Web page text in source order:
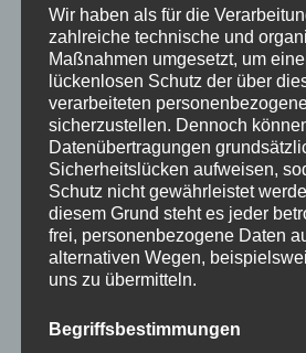
Einladung zur traditionellen
im Atelier Natur in Form 2025
Gartenausstellung Natur in
Vorweihnachts – Zeit bei
Info zu Flechtkursen und
Archiv
April 2025
Juni 2021
Wir haben als für die
zahlreiche technische und
Maßnahmen umgesetzt, um
lückenlosen Schutz der über
verarbeiteten
sicherzustellen. Dennoch
Datenübertragungen
Sicherheitslücken aufweisen,
Schutz nicht gewährleistet
diesem Grund steht es jeder
frei, personenbezogene Daten
alternativen Wegen,
uns zu übermitteln.
Begriffsbestimmungen